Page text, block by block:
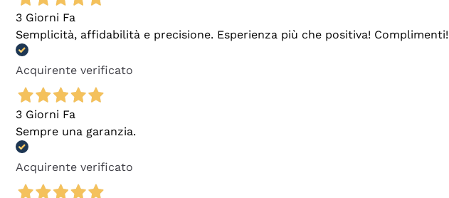
3 Giorni Fa
Semplicità, affidabilità e precisione. Esperienza più che positiva! Complimenti!
Acquirente verificato
3 Giorni Fa
Sempre una garanzia.
Acquirente verificato